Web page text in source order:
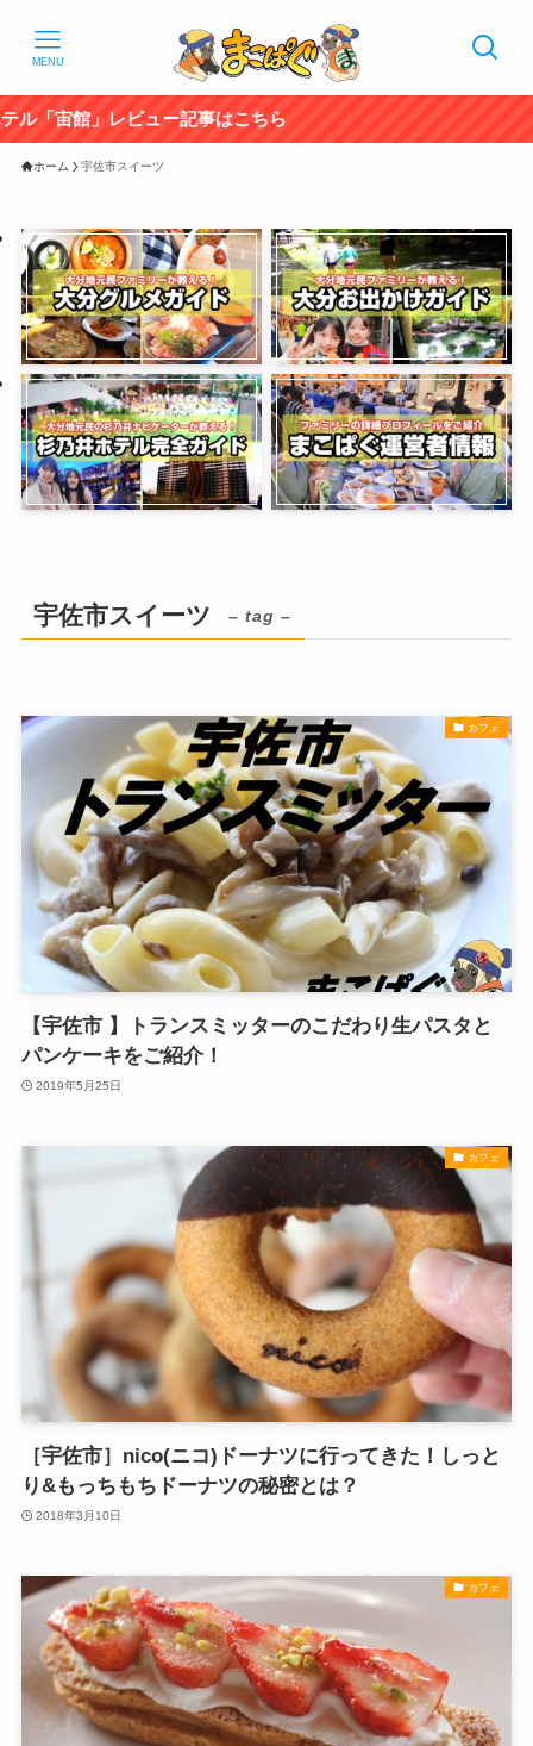
MENU
」レビュー記事はこちら
ホーム 宇佐市スイーツ
宇佐市スイーツ – tag –
カフェ
【宇佐市 】トランスミッターのこだわり生パスタと
パンケーキをご紹介！
2019年5月25日
カフェ
［宇佐市］nico(ニコ)ドーナツに行ってきた！しっと
り&もっちもちドーナツの秘密とは？
2018年3月10日
カフェ